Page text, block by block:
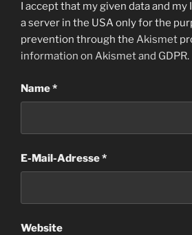
I accept that my given data and
a server in the USA only for the
prevention through the Akismet
information on Akismet and GDPR.
Name*
E-Mail-Adresse*
Website